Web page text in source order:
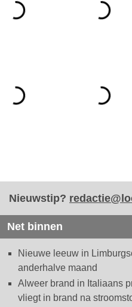
Nieuwstip?
Net binnen
Nieuwe leeuw in
anderhalve maand
Alweer brand in Italiaans
vliegt in brand na